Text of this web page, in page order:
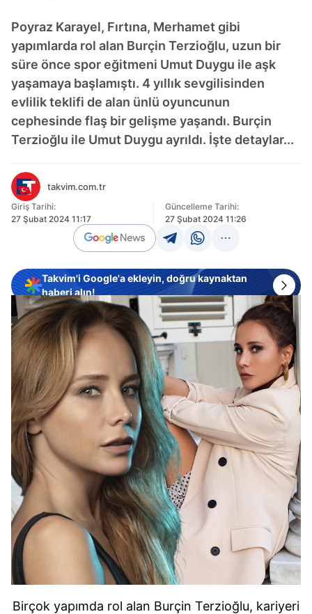
Poyraz Karayel, Fırtına, Merhamet gibi
yapımlarda rol alan Burçin Terzioğlu, uzun bir
süre önce spor eğitmeni Umut Duygu ile aşk
yaşamaya başlamıştı. 4 yıllık sevgilisinden
evlilik teklifi de alan ünlü oyuncunun
cephesinde flaş bir gelişme yaşandı. Burçin
Terzioğlu ile Umut Duygu ayrıldı. İşte detaylar...
takvim.com.tr
Giriş Tarihi:
27 Şubat 2024 11:17
Güncelleme Tarihi:
27 Şubat 2024 11:26
Takvim'i Google'a ekleyin, doğru kaynaktan
haberi alın!
Birçok yapımda rol alan Burçin Terzioğlu, kariyeri